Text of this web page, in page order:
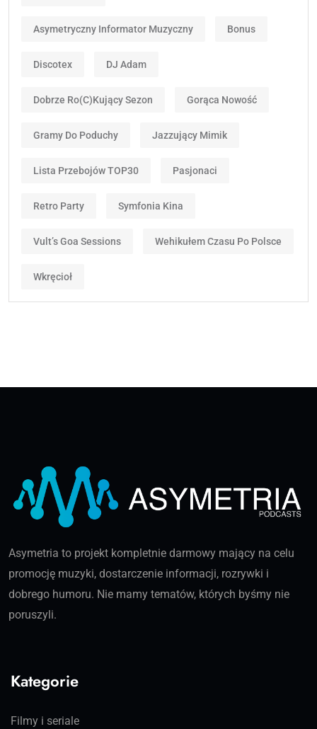
Asymetryczny Informator Muzyczny Bonus
Discotex DJ Adam
Dobrze Ro(c)kujący Sezon Gorąca Nowość
Gramy Do Poduchy Jazzujący Mimik
Lista Przebojów TOP30 Pasjonaci
Retro Party Symfonia Kina
Vult’s Goa Sessions Wehikułem Czasu Po Polsce
Wkręcioł
Asymetria to projekt kompletnie darmowy mający na celu
promocję muzyki, dostarczenie informacji, rozrywki i
dobrego humoru. Nie mamy tematów, których byśmy nie
poruszyli.
Kategorie
Filmy i seriale